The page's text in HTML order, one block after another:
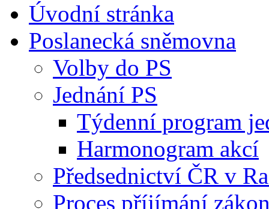
Úvodní stránka
Poslanecká sněmovna
Volby do PS
Jednání PS
Týdenní program
Harmonogram akcí
Předsednictví ČR v
Proces příjímání